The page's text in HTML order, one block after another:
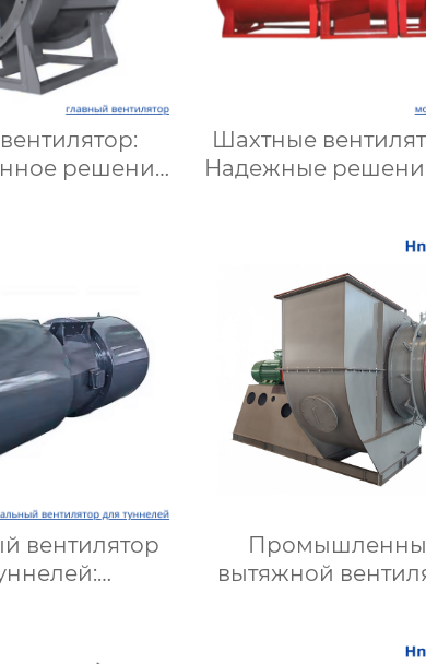
решение
и
работы
Шахтные
Надежные
Купить с
вентилятор
объектов и
вытяжной